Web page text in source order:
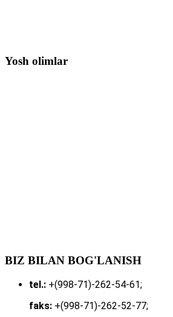
Yosh olimlar
BIZ BILAN BOG'LANISH
tel.: +(998-71)-262-54-61;
faks: +(998-71)-262-52-77;